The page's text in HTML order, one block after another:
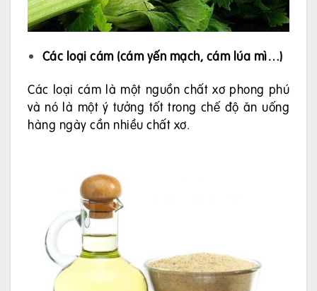
Các loại cám (cám yến mạch, cám lúa mì…)
Các loại cám là một nguồn chất xơ phong phú
và nó là một ý tưởng tốt trong chế độ ăn uống
hàng ngày cần nhiều chất xơ.